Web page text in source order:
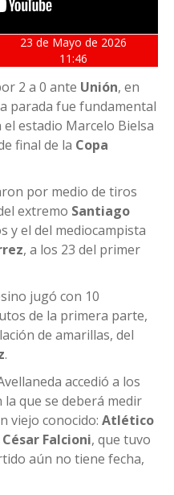
23 de Mayo de 2026
11:46
2 a 0 ante Unión, en
parada fue fundamental
estadio Marcelo Bielsa
final de la Copa
por medio de tiros
extremo Santiago
y el del mediocampista
, a los 23 del primer
jugó con 10
de la primera parte,
de amarillas, del
.
accedió a los
que se deberá medir
viejo conocido: Atlético
César Falcioni, que tuvo
aún no tiene fecha,